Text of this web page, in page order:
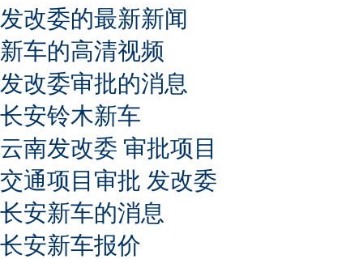
发改委的最新新闻
新车的高清视频
发改委审批的消息
长安铃木新车
云南发改委 审批项目
交通项目审批 发改委
长安新车的消息
长安新车报价